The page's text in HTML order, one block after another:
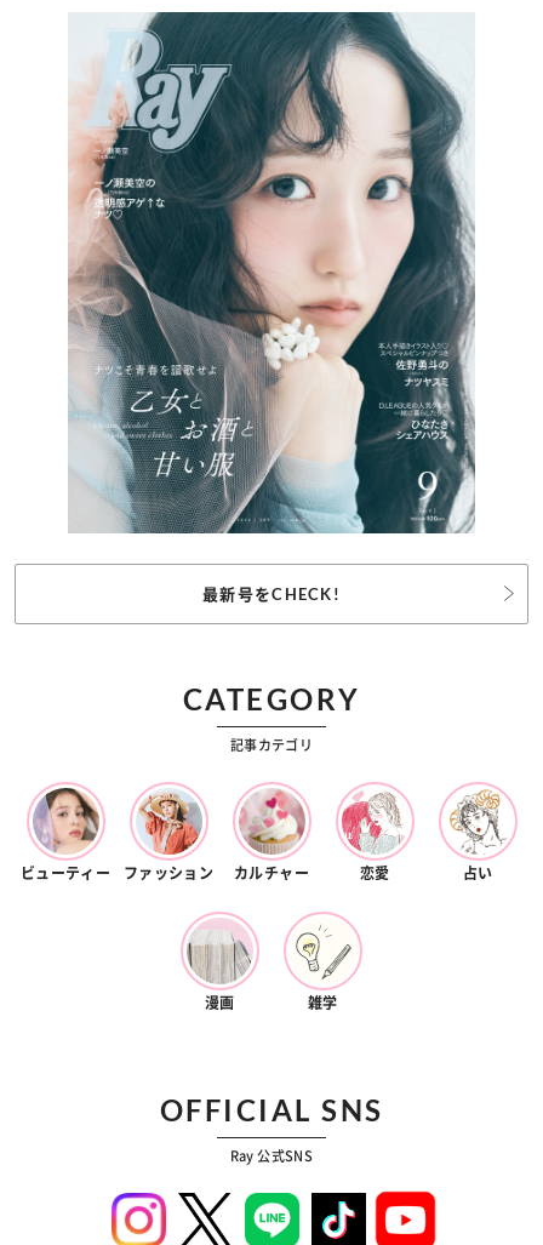
最新号をCHECK!
CATEGORY
記事カテゴリ
ビューティー ファッション カルチャー 恋愛 占い
漫画 雑学
OFFICIAL SNS
Ray 公式SNS